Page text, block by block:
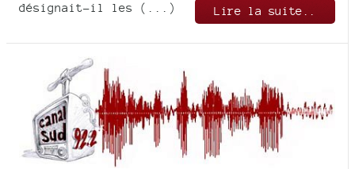
désignait-il les (...)
Lire la suite..